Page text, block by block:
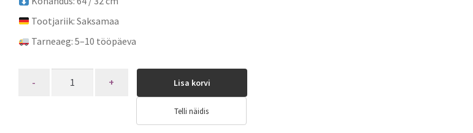
Tootjariik: Saksamaa
Tarneaeg: 5–10 tööpäeva
Lisa korvi
Telli näidis